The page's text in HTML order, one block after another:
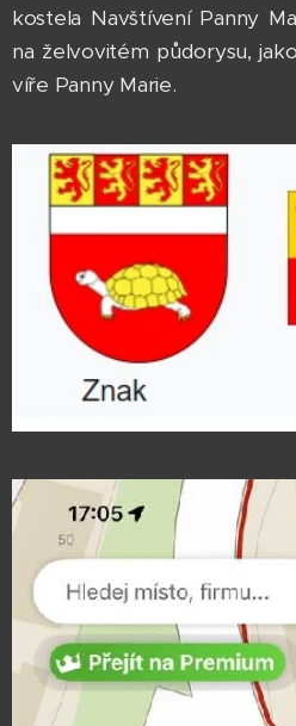
kostela Navštívení Panny
na želvovitém půdorysu,
víře Panny Marie.